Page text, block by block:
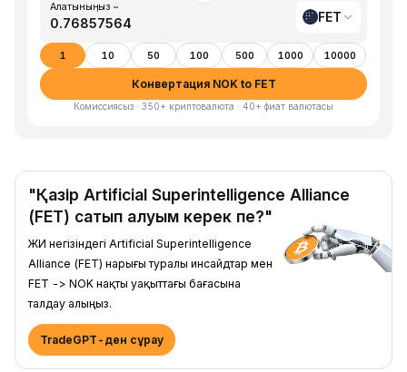
Алатыныңыз ~
FET
1 10 50 100 500 1000 10000
Конвертация NOK to FET
Комиссиясыз · 350+ криптовалюта · 40+ фиат валютасы
"Қазір Artificial Superintelligence Alliance
(FET) сатып алуым керек пе?"
ЖИ негізіндегі Artificial Superintelligence
Alliance (FET) нарығы туралы инсайдтар мен
FET -> NOK нақты уақыттағы бағасына
талдау алыңыз.
TradeGPT-ден сұрау